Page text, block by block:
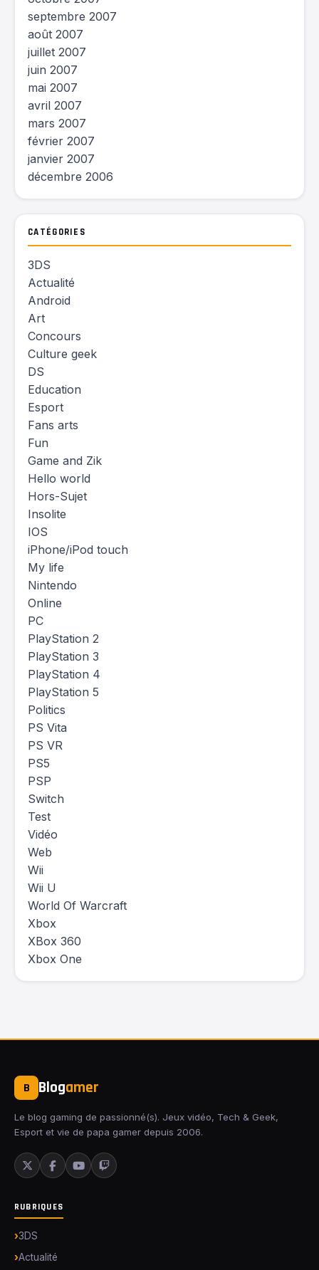
septembre 2007
août 2007
juillet 2007
juin 2007
mai 2007
avril 2007
mars 2007
février 2007
janvier 2007
décembre 2006
CATÉGORIES
3DS
Actualité
Android
Art
Concours
Culture geek
DS
Education
Esport
Fans arts
Fun
Game and Zik
Hello world
Hors-Sujet
Insolite
IOS
iPhone/iPod touch
My life
Nintendo
Online
PC
PlayStation 2
PlayStation 3
PlayStation 4
PlayStation 5
Politics
PS Vita
PS VR
PS5
PSP
Switch
Test
Vidéo
Web
Wii
Wii U
World Of Warcraft
Xbox
XBox 360
Xbox One
B Blogamer
Le blog gaming de passionné(s). Jeux vidéo, Tech & Geek,
Esport et vie de papa gamer depuis 2006.
RUBRIQUES
3DS
Actualité